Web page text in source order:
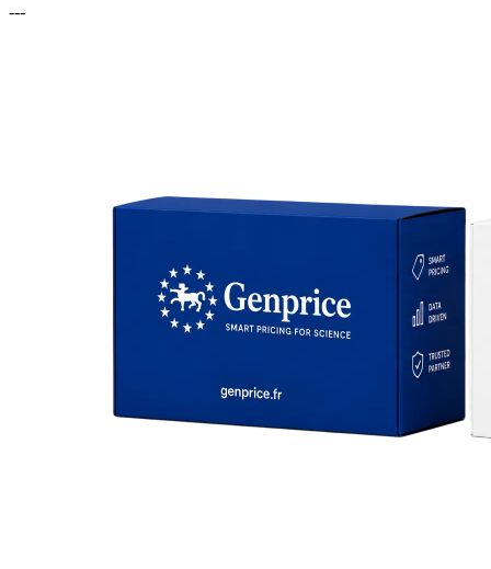
---